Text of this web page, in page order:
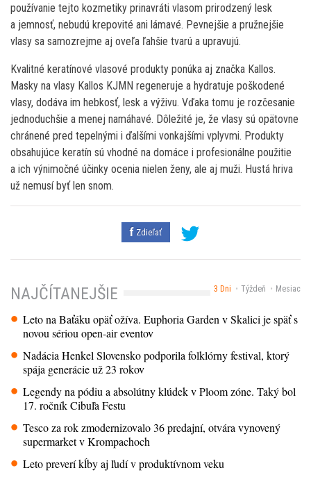
používanie tejto kozmetiky prinavráti vlasom prirodzený lesk
a jemnosť, nebudú krepovité ani lámavé. Pevnejšie a pružnejšie
vlasy sa samozrejme aj oveľa ľahšie tvarú a upravujú.
Kvalitné keratínové vlasové produkty ponúka aj značka Kallos.
Masky na vlasy Kallos KJMN regeneruje a hydratuje poškodené
vlasy, dodáva im hebkosť, lesk a výživu. Vďaka tomu je rozčesanie
jednoduchšie a menej namáhavé. Dôležité je, že vlasy sú opätovne
chránené pred tepelnými i ďalšími vonkajšími vplyvmi. Produkty
obsahujúce keratín sú vhodné na domáce i profesionálne použitie
a ich výnimočné účinky ocenia nielen ženy, ale aj muži. Hustá hriva
už nemusí byť len snom.
Zdieľať
3 Dni Týždeň Mesiac
NAJČÍTANEJŠIE
Leto na Baťáku opäť ožíva. Euphoria Garden v Skalici je späť s
novou sériou open-air eventov
Nadácia Henkel Slovensko podporila folklórny festival, ktorý
spája generácie už 23 rokov
Legendy na pódiu a absolútny klúdek v Ploom zóne. Taký bol
17. ročník Cibuľa Festu
Tesco za rok zmodernizovalo 36 predajní, otvára vynovený
supermarket v Krompachoch
Leto preverí kĺby aj ľudí v produktívnom veku